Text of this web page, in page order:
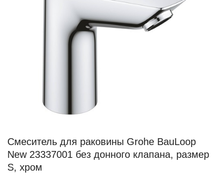
Смеситель для раковины Grohe BauLoop
New 23337001 без донного клапана, размер
S, хром